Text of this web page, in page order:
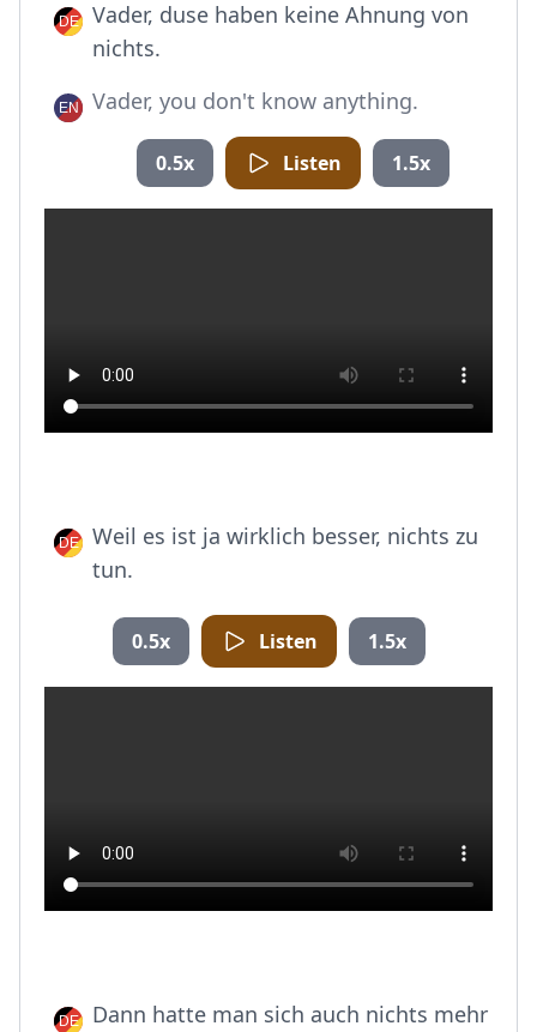
Vader, duse haben keine Ahnung von
nichts.
Vader, you don't know anything.
0.5x Listen 1.5x
Weil es ist ja wirklich besser, nichts zu
tun.
0.5x Listen 1.5x
Dann hatte man sich auch nichts mehr